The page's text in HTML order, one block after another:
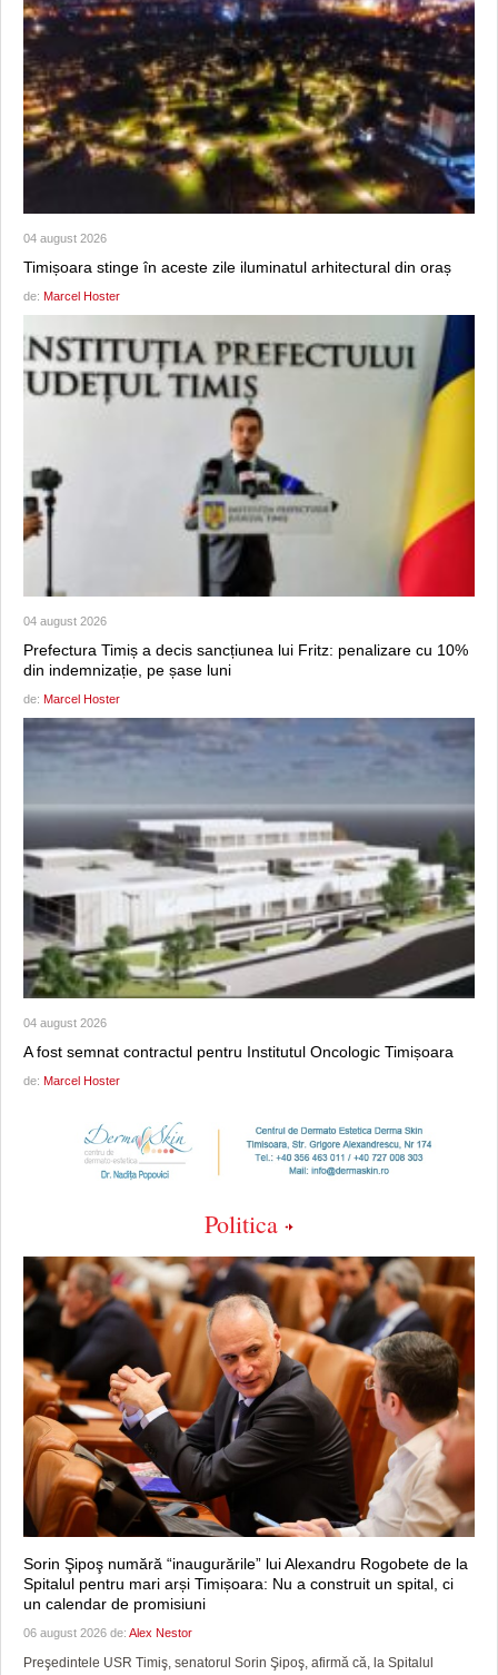
04 august 2026
Timișoara stinge în aceste zile iluminatul arhitectural din oraș
de: Marcel Hoster
04 august 2026
Prefectura Timiș a decis sancțiunea lui Fritz: penalizare cu 10%
din indemnizație, pe șase luni
de: Marcel Hoster
04 august 2026
A fost semnat contractul pentru Institutul Oncologic Timișoara
de: Marcel Hoster
Politica
Sorin Şipoş numără “inaugurările” lui Alexandru Rogobete de la
Spitalul pentru mari arși Timișoara: Nu a construit un spital, ci
un calendar de promisiuni
06 august 2026 de: Alex Nestor
Preşedintele USR Timiş, senatorul Sorin Şipoş, afirmă că, la Spitalul